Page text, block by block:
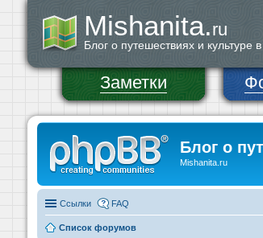
Mishanita.ru
Блог о путешествиях и культуре
Заметки
Блог о
Mishanita.ru
Ссылки FAQ
Список форумов